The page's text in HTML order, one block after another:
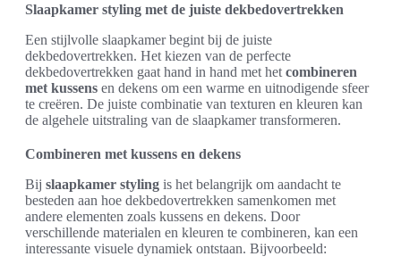
Slaapkamer styling met de juiste dekbedovertrekken
Een stijlvolle slaapkamer begint bij de juiste
dekbedovertrekken. Het kiezen van de perfecte
dekbedovertrekken gaat hand in hand met het combineren
met kussens en dekens om een warme en uitnodigende sfeer
te creëren. De juiste combinatie van texturen en kleuren kan
de algehele uitstraling van de slaapkamer transformeren.
Combineren met kussens en dekens
Bij slaapkamer styling is het belangrijk om aandacht te
besteden aan hoe dekbedovertrekken samenkomen met
andere elementen zoals kussens en dekens. Door
verschillende materialen en kleuren te combineren, kan een
interessante visuele dynamiek ontstaan. Bijvoorbeeld: